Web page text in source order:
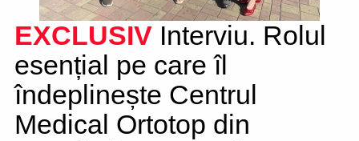
EXCLUSIV Interviu. Rolul
esențial pe care îl
îndeplinește Centrul
Medical Ortotop din